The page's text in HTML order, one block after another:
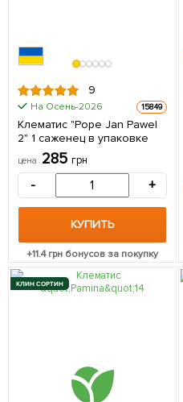
9
На Осень-2026 15849
Клематис "Pope Jan Pawel
2" 1 саженец в упаковке
цена 285 грн
- +
КУПИТЬ
+11.4грн бонусов за покупку
КЛИН СОРТИН